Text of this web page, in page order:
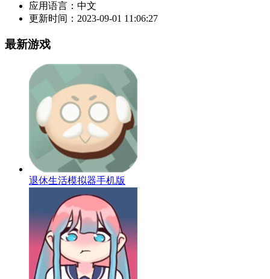
应用语言： 中文
更新时间： 2023-09-01 11:06:27
最新游戏
退休生活模拟器手机版